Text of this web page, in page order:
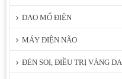
DAO MỔ ĐIỆN
MÁY ĐIỆN NÃO
ĐÈN SOI, ĐIỀU TRỊ VÀNG DA